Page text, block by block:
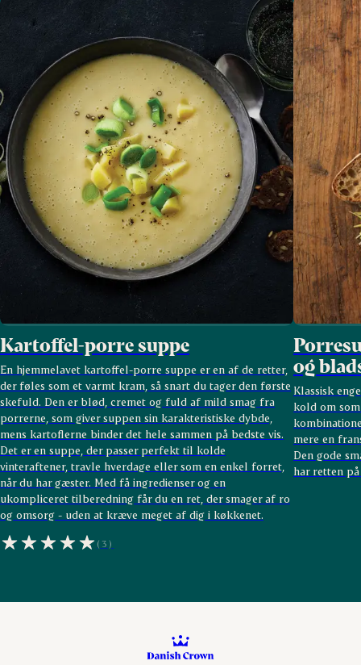
Kartoffel-porre suppe
En hjemmelavet kartoffel-porre suppe er en af de retter,
der føles som et varmt kram, så snart du tager den første
skefuld. Den er blød, cremet og fuld af mild smag fra
porrerne, som giver suppen sin karakteristiske dybde,
mens kartoflerne binder det hele sammen på bedste vis.
Det er en suppe, der passer perfekt til kolde
vinteraftener, travle hverdage eller som en enkel forret,
når du har gæster. Med få ingredienser og en
ukompliceret tilberedning får du en ret, der smager af ro
og omsorg - uden at kræve meget af dig i køkkenet.
(3)
og
Klassisk
kold om
mere en
Den gode
har retten